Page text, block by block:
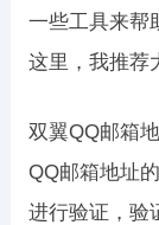
一些工具来帮
这里，我推荐
双翼QQ邮箱
QQ邮箱地址
进行验证，验